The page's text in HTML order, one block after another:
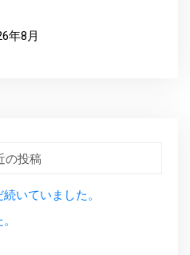
年8月
の投稿
いていました。